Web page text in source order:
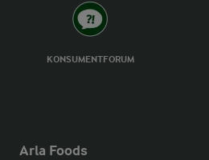
KONSUMENTFORUM
Arla Foods